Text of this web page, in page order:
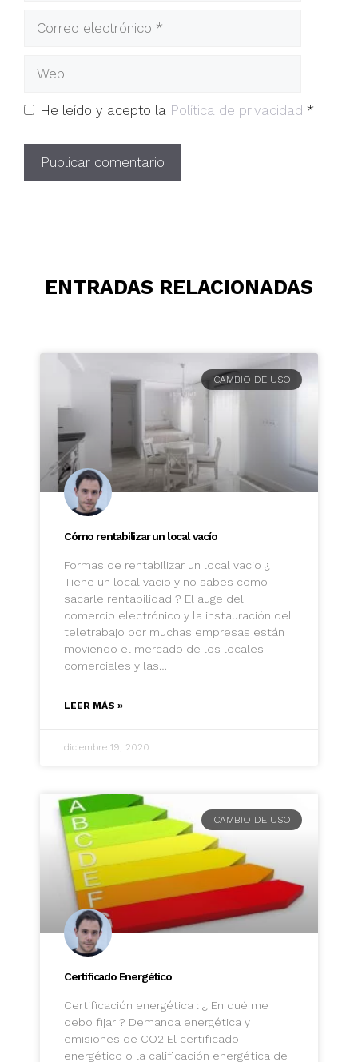
He leído y acepto la Política de privacidad *
ENTRADAS RELACIONADAS
CAMBIO DE USO
Cómo rentabilizar un local vacío
Formas de rentabilizar un local vacio ¿
Tiene un local vacio y no sabes como
sacarle rentabilidad ? El auge del
comercio electrónico y la instauración del
teletrabajo por muchas empresas están
moviendo el mercado de los locales
comerciales y las…
LEER MÁS »
diciembre 19, 2020
CAMBIO DE USO
Certificado Energético
Certificación energética : ¿ En qué me
debo fijar ? Demanda energética y
emisiones de CO2 El certificado
energético o la calificación energética de